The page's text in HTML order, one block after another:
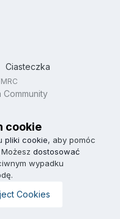
Ciasteczka
cookie
pliki cookie, aby pomóc
dostosować
wypadku
Cookies